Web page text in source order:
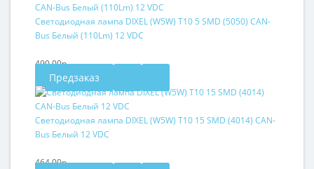
Светодиодная лампа DIXEL (W5W) T10 5 SMD (5050) CAN-
Bus Белый (110Lm) 12 VDC
490.00р.
Предзаказ
Светодиодная лампа DIXEL (W5W) T10 15 SMD (4014) CAN-
Bus Белый 12 VDC
464.00р.